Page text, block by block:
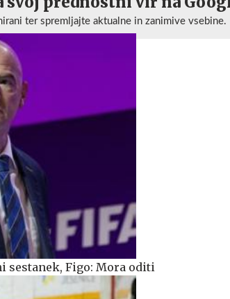
ter spremljajte aktualne in zanimive vsebine.
Figo: Mora oditi